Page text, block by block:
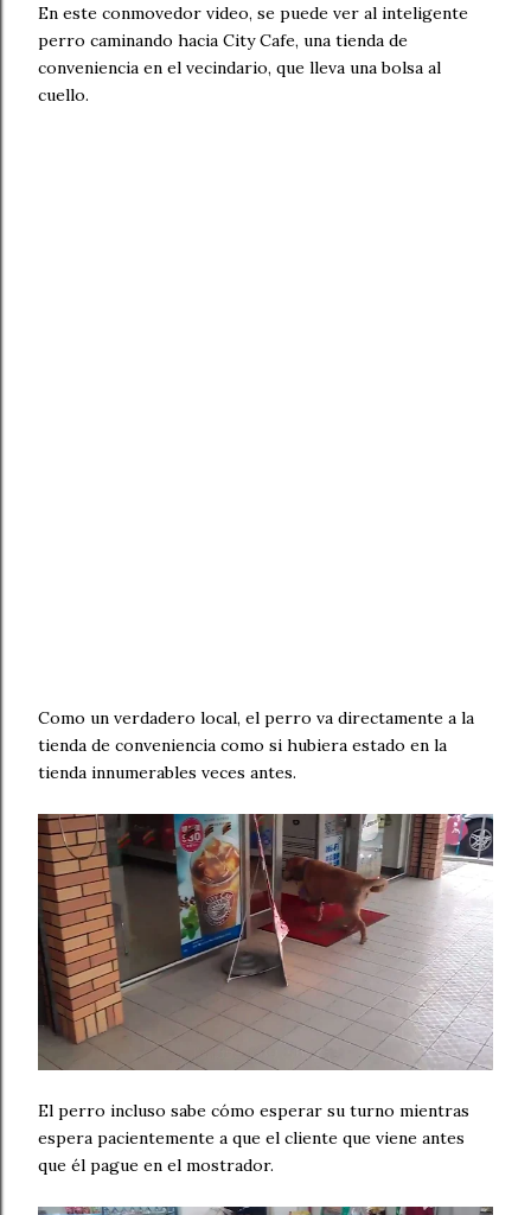
En este conmovedor video, se puede ver al inteligente
perro caminando hacia City Cafe, una tienda de
conveniencia en el vecindario, que lleva una bolsa al
cuello.
Como un verdadero local, el perro va directamente a la
tienda de conveniencia como si hubiera estado en la
tienda innumerables veces antes.
El perro incluso sabe cómo esperar su turno mientras
espera pacientemente a que el cliente que viene antes
que él pague en el mostrador.